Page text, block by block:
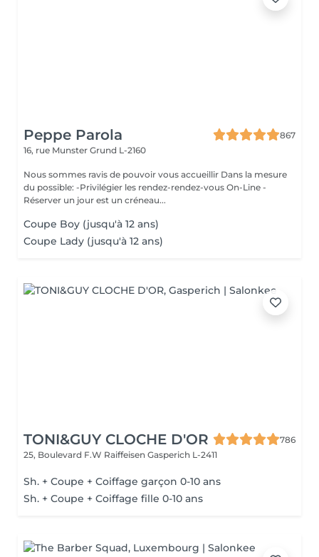
Peppe Parola
867
16, rue Munster Grund L-2160
Nous sommes ravis de pouvoir vous accueillir Dans la mesure
du possible: -Privilégier les rendez-rendez-vous On-Line -
Réserver un jour est un créneau...
Coupe Boy (jusqu'à 12 ans)
Coupe Lady (jusqu'à 12 ans)
TONI&GUY CLOCHE D'OR
786
25, Boulevard F.W Raiffeisen Gasperich L-2411
Sh. + Coupe + Coiffage garçon 0-10 ans
Sh. + Coupe + Coiffage fille 0-10 ans